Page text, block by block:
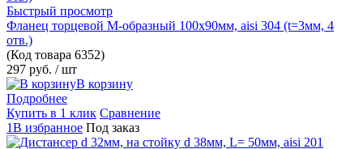
Быстрый просмотр
Фланец торцевой М-образный 100х90мм, aisi 304 (t=3мм, 4
отв.)
(Код товара 6352)
297 руб. / шт
В корзину
Подробнее
Купить в 1 клик Сравнение
1В избранное Под заказ